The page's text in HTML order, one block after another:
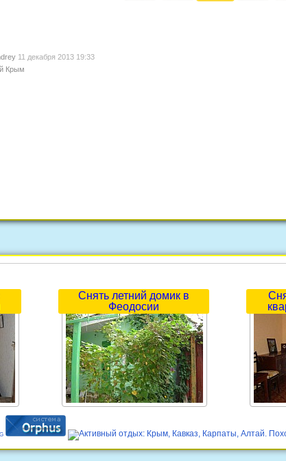
11 декабря 2013 19:33
Крым
Снять летний домик в
Феодосии